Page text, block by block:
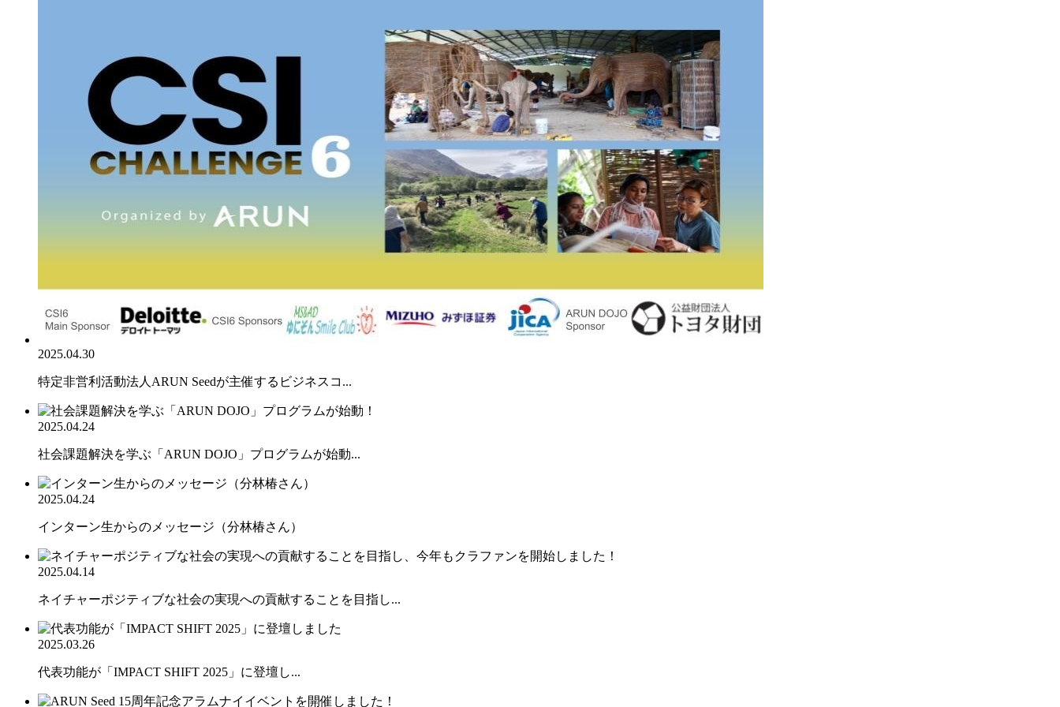
2025.04.30
特定非営利活動法人ARUN Seedが主催するビジネスコ...
2025.04.24
社会課題解決を学ぶ「ARUN DOJO」プログラムが始動...
2025.04.24
インターン生からのメッセージ（分林椿さん）
2025.04.14
ネイチャーポジティブな社会の実現への貢献することを目指し...
2025.03.26
代表功能が「IMPACT SHIFT 2025」に登壇し...